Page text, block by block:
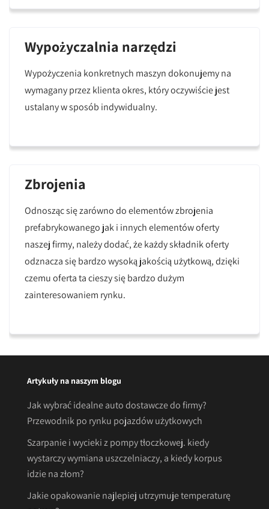
Wypożyczalnia narzędzi
Wypożyczenia konkretnych maszyn dokonujemy na
wymagany przez klienta okres, który oczywiście jest
ustalany w sposób indywidualny.
Zbrojenia
Odnosząc się zarówno do elementów zbrojenia
prefabrykowanego jak i innych elementów oferty
naszej firmy, należy dodać, że każdy składnik oferty
odznacza się bardzo wysoką jakością użytkową, dzięki
czemu oferta ta cieszy się bardzo dużym
zainteresowaniem rynku.
Artykuły na naszym blogu
Jak wybrać idealne auto dostawcze do firmy?
Przewodnik po rynku pojazdów użytkowych
Szarpanie i wycieki z pompy tłoczkowej. kiedy
wystarczy wymiana uszczelniaczy, a kiedy korpus
idzie na złom?
Jakie opakowanie najlepiej utrzymuje temperaturę